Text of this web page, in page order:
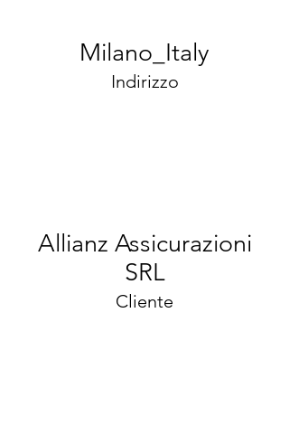
Milano_Italy
Indirizzo
Allianz Assicurazioni
SRL
Cliente